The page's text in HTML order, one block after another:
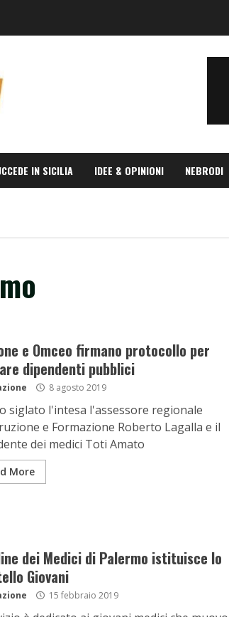
IN SICILIA IDEE & OPINIONI NEBRODI
e Omceo firmano protocollo per
dipendenti pubblici
8 agosto 2019
siglato l'intesa l'assessore regionale
e Formazione Roberto Lagalla e il
dei medici Toti Amato
More
dei Medici di Palermo istituisce lo
Giovani
15 febbraio 2019